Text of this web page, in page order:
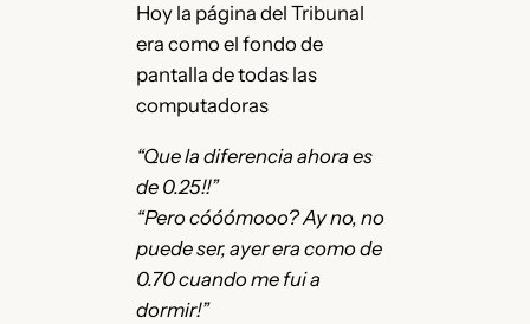
Hoy la página del Tribunal
era como el fondo de
pantalla de todas las
computadoras
“Que la diferencia ahora es
de 0.25!!”
“Pero cóóómooo? Ay no, no
puede ser, ayer era como de
0.70 cuando me fui a
dormir!”